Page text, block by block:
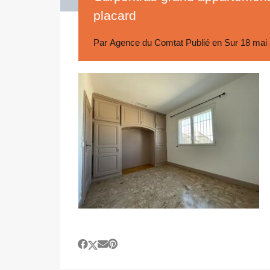
placard
Par Agence du Comtat Publié en Sur 18 mai